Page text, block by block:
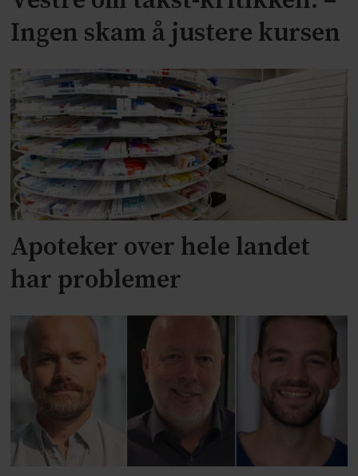
Ingen skam å justere kursen
Apoteker over hele landet
har problemer